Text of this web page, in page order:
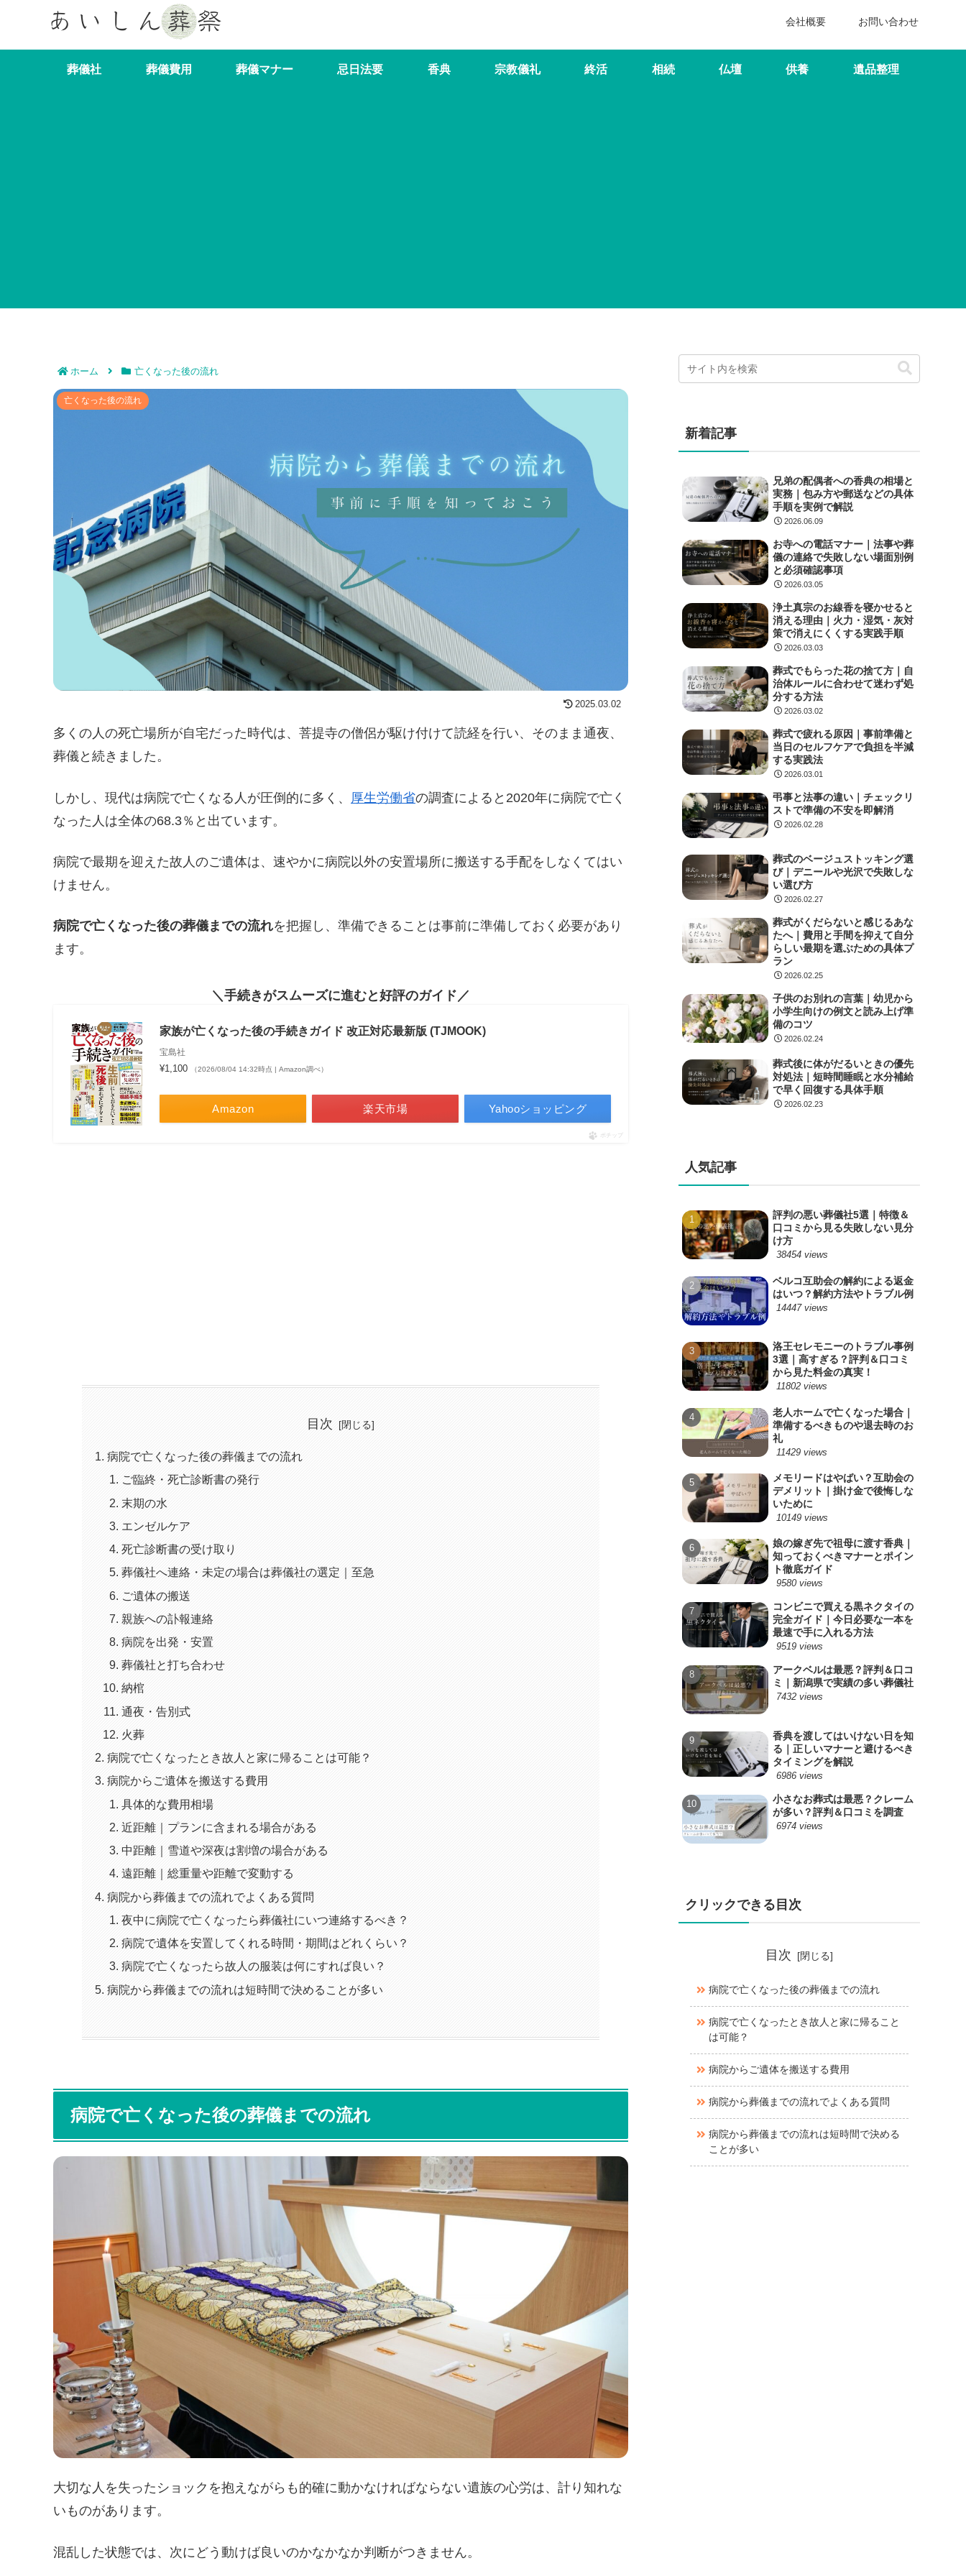
会社概要 お問い合わせ
葬儀社 葬儀費用 葬儀マナー 忌日法要 香典 宗教儀礼 終活 相続 仏壇 供養 遺品整理
ホーム 亡くなった後の流れ
病院で亡くなった後の葬儀までの流れ｜家族が知っておくべき進め方！
亡くなった後の流れ
2025.03.02
多くの人の死亡場所が自宅だった時代は、菩提寺の僧侶が駆け付けて読経を行い、そのまま通夜、
葬儀と続きました。
しかし、現代は病院で亡くなる人が圧倒的に多く、 厚生労働省の調査によると2020年に病院で亡く
なった人は全体の68.3％と出ています。
病院で最期を迎えた故人のご遺体は、速やかに病院以外の安置場所に搬送する手配をしなくてはい
けません。
病院で亡くなった後の葬儀までの流れを把握し、準備できることは事前に準備しておく必要があり
ます。
手続きがスムーズに進むと好評のガイド
家族が亡くなった後の手続きガイド 改正対応最新版 (TJMOOK)
宝島社
¥1,100 （2026/08/04 14:32時点 | Amazon調べ）
Amazon 楽天市場 Yahooショッピング
ポチップ
目次
病院で亡くなった後の葬儀までの流れ
ご臨終・死亡診断書の発行
末期の水
エンゼルケア
死亡診断書の受け取り
葬儀社へ連絡・未定の場合は葬儀社の選定｜至急
ご遺体の搬送
親族への訃報連絡
病院を出発・安置
葬儀社と打ち合わせ
納棺
通夜・告別式
火葬
病院で亡くなったとき故人と家に帰ることは可能？
病院からご遺体を搬送する費用
具体的な費用相場
近距離｜プランに含まれる場合がある
中距離｜雪道や深夜は割増の場合がある
遠距離｜総重量や距離で変動する
病院から葬儀までの流れでよくある質問
夜中に病院で亡くなったら葬儀社にいつ連絡するべき？
病院で遺体を安置してくれる時間・期間はどれくらい？
病院で亡くなったら故人の服装は何にすれば良い？
病院から葬儀までの流れは短時間で決めることが多い
病院で亡くなった後の葬儀までの流れ
大切な人を失ったショックを抱えながらも的確に動かなければならない遺族の心労は、計り知れな
いものがあります。
混乱した状態では、次にどう動けば良いのかなかなか判断がつきません。
新着記事
兄弟の配偶者への香典の相場と
実務｜包み方や郵送などの具体
手順を実例で解説
2026.06.09
お寺への電話マナー｜法事や葬
儀の連絡で失敗しない場面別例
と必須確認事項
2026.03.05
浄土真宗のお線香を寝かせると
消える理由｜火力・湿気・灰対
策で消えにくくする実践手順
2026.03.03
葬式でもらった花の捨て方｜自
治体ルールに合わせて迷わず処
分する方法
2026.03.02
葬式で疲れる原因｜事前準備と
当日のセルフケアで負担を半減
する実践法
2026.03.01
弔事と法事の違い｜チェックリ
ストで準備の不安を即解消
2026.02.28
葬式のベージュストッキング選
び｜デニールや光沢で失敗しな
い選び方
2026.02.27
葬式がくだらないと感じるあな
たへ｜費用と手間を抑えて自分
らしい最期を選ぶための具体プ
ラン
2026.02.25
子供のお別れの言葉｜幼児から
小学生向けの例文と読み上げ準
備のコツ
2026.02.24
葬式後に体がだるいときの優先
対処法｜短時間睡眠と水分補給
で早く回復する具体手順
2026.02.23
人気記事
評判の悪い葬儀社5選｜特徴＆
口コミから見る失敗しない見分
け方
38454 views
ベルコ互助会の解約による返金
はいつ？解約方法やトラブル例
14447 views
洛王セレモニーのトラブル事例
3選｜高すぎる？評判＆口コミ
から見た料金の真実！
11802 views
老人ホームで亡くなった場合｜
準備するべきものや退去時のお
礼
11429 views
メモリードはやばい？互助会の
デメリット｜掛け金で後悔しな
いために
10149 views
娘の嫁ぎ先で祖母に渡す香典｜
知っておくべきマナーとポイン
ト徹底ガイド
9580 views
コンビニで買える黒ネクタイの
完全ガイド｜今日必要な一本を
最速で手に入れる方法
9519 views
アークベルは最悪？評判＆口コ
ミ｜新潟県で実績の多い葬儀社
7432 views
香典を渡してはいけない日を知
る｜正しいマナーと避けるべき
タイミングを解説
6986 views
小さなお葬式は最悪？クレーム
が多い？評判＆口コミを調査
6974 views
クリックできる目次
目次
病院で亡くなった後の葬儀までの流れ
病院で亡くなったとき故人と家に帰ること
は可能？
病院からご遺体を搬送する費用
病院から葬儀までの流れでよくある質問
病院から葬儀までの流れは短時間で決める
ことが多い